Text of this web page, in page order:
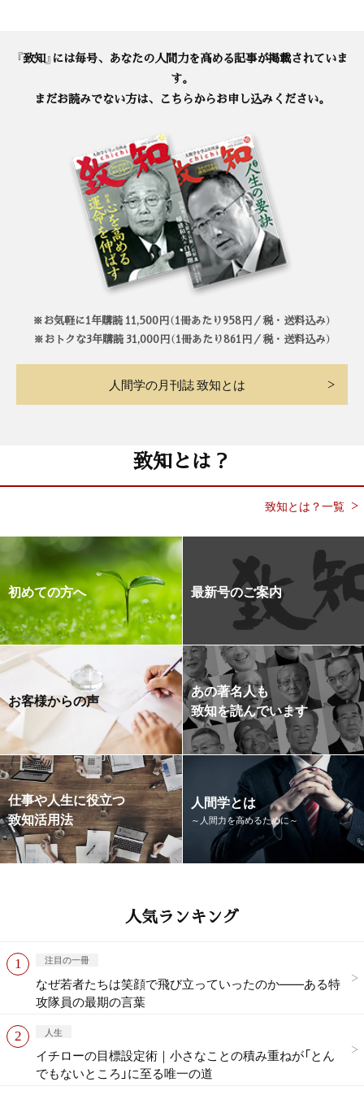
『致知』には毎号、あなたの人間力を高める記事が掲載されていま
す。
まだお読みでない方は、こちらからお申し込みください。
※お気軽に1年購読 11,500円（1冊あたり958円／税・送料込み）
※おトクな3年購読 31,000円（1冊あたり861円／税・送料込み）
人間学の月刊誌 致知とは
致知とは？
致知とは？一覧
初めての方へ 最新号のご案内
お客様からの声
あの著名人も
致知を読んでいます
仕事や人生に役立つ
致知活用法
人間学とは
～人間力を高めるために～
人気ランキング
注目の一冊
なぜ若者たちは笑顔で飛び立っていったのか——ある特
攻隊員の最期の言葉
人生
イチローの目標設定術｜小さなことの積み重ねが「とん
でもないところ」に至る唯一の道